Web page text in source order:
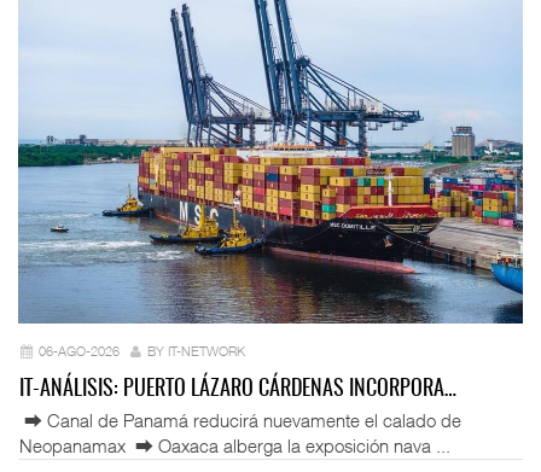
06-AGO-2026 BY IT-NETWORK
IT-ANÁLISIS: PUERTO LÁZARO CÁRDENAS INCORPORA…
⮕ Canal de Panamá reducirá nuevamente el calado de
Neopanamax ⮕ Oaxaca alberga la exposición nava ...